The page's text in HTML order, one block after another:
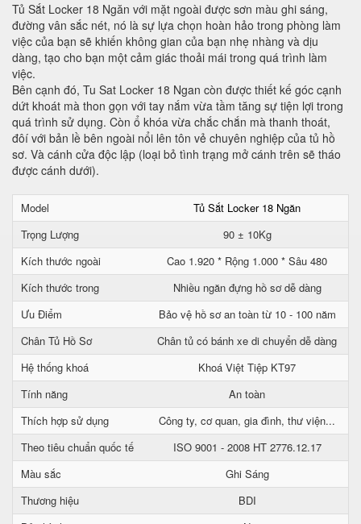
Tủ Sắt Locker 18 Ngăn với mặt ngoài được sơn màu ghi sáng,
đường vân sắc nét, nó là sự lựa chọn hoàn hảo trong phòng làm
việc của bạn sẽ khiến không gian của bạn nhẹ nhàng và dịu
dàng, tạo cho bạn một cảm giác thoải mái trong quá trình làm
việc.
Bên cạnh đó, Tu Sat Locker 18 Ngan còn được thiết kế góc cạnh
dứt khoát mà thon gọn với tay nắm vừa tầm tăng sự tiện lợi trong
quá trình sử dụng. Còn ổ khóa vừa chắc chắn mà thanh thoát,
đôí với bản lề bên ngoài nổi lên tôn vẻ chuyên nghiệp của tủ hồ
sơ. Và cánh cửa độc lập (loại bỏ tình trạng mở cánh trên sẽ tháo
được cánh dưới).
Model
Tủ Sắt Locker 18 Ngăn
Trọng Lượng
90 ± 10Kg
Kích thước ngoài
Cao 1.920 * Rộng 1.000 * Sâu 480
Kích thước trong
Nhiều ngăn đựng hồ sơ dễ dàng
Ưu Điểm
Bảo vệ hồ sơ an toàn từ 10 - 100 năm
Chân Tủ Hồ Sơ
Chân tủ có bánh xe di chuyển dễ dàng
Hệ thống khoá
Khoá Việt Tiệp KT97
Tính năng
An toàn
Thích hợp sử dụng
Công ty, cơ quan, gia đình, thư viện...
Theo tiêu chuẩn quốc tế
ISO 9001 - 2008 HT 2776.12.17
Màu sắc
Ghi Sáng
Thương hiệu
BDI